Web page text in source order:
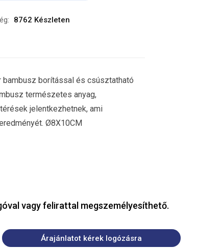
8762 Készleten
bambusz borítással és csúsztatható
természetes anyag,
jelentkezhetnek, ami
Ø8X10CM
vagy felirattal megszemélyesíthető.
Árajánlatot kérek logózásra